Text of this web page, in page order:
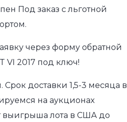
Под заказ с льготной
через форму обратной
VI 2017 под ключ!
доставки 1,5-3 месяца в
на аукционах
выигрыша лота в США до